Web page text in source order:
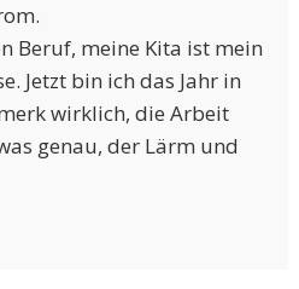
Beruf, meine Kita ist mein
Jetzt bin ich das Jahr in
wirklich, die Arbeit
genau, der Lärm und